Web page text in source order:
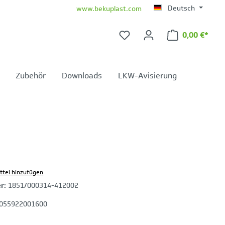
www.bekuplast.com Deutsch
0,00 €*
Zubehör Downloads LKW-Avisierung
hinzufügen
1851/000314-412002